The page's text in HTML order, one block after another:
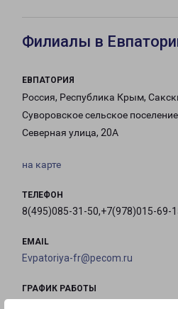
Филиалы в
ЕВПАТОРИЯ
Россия, Республика Крым,
Суворовское сельское
Северная улица, 20А
на карте
ТЕЛЕФОН
8(495)085-31-50,+7(978)015-69-
EMAIL
Evpatoriya-fr@pecom.ru
ГРАФИК РАБОТЫ